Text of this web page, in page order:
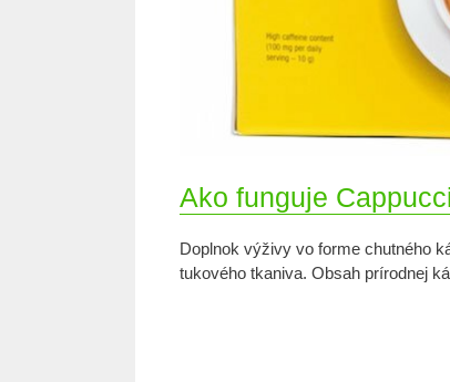
Ako funguje
Doplnok výživy vo forme chutného
tukového tkaniva. Obsah prírodnej